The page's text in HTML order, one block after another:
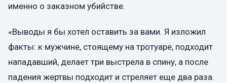
именно о заказном убийстве.
«Выводы я бы хотел оставить за вами. Я изложил
факты: к мужчине, стоящему на тротуаре, подходит
нападавший, делает три выстрела в спину, а после
падения жертвы подходит и стреляет еще два раза.